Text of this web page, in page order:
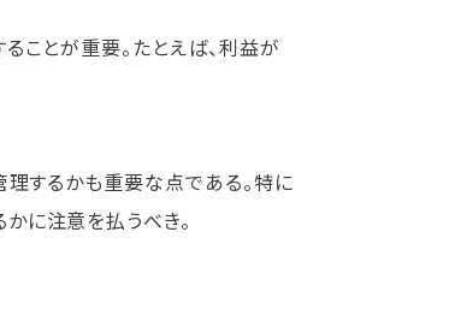
ことが重要。たとえば、利益が
するかも重要な点である。特に
に注意を払うべき。